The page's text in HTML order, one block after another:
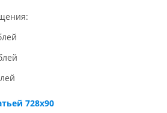
728x90